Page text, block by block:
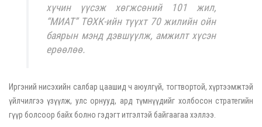
хүчин үүсэж хөгжсөний 101 жил,
“МИАТ” ТӨХК-ийн түүхт 70 жилийн ойн
баярын мэнд дэвшүүлж, амжилт хүсэн
ерөөлөө.
Иргэний нисэхийн салбар цаашид ч аюулгүй, тогтвортой, хүртээмжтэй
үйлчилгээ үзүүлж, улс орнууд, ард түмнүүдийг холбосон стратегийн
гүүр болсоор байх болно гэдэгт итгэлтэй байгаагаа хэллээ.